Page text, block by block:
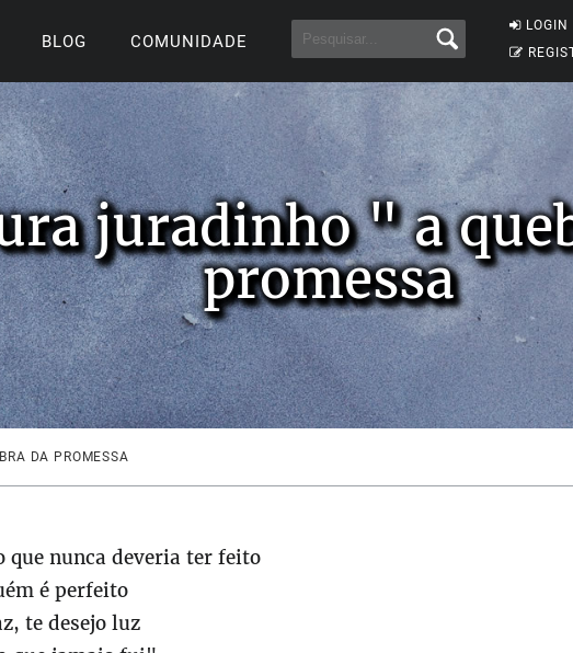
LOGIN
BLOG COMUNIDADE
juradinho " a
promessa
DA PROMESSA
que nunca deveria ter feito
é perfeito
te desejo luz